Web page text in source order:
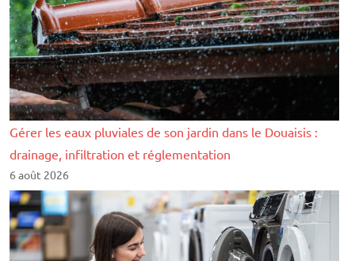
Gérer les eaux pluviales de son jardin dans le Douaisis :
drainage, infiltration et réglementation
6 août 2026